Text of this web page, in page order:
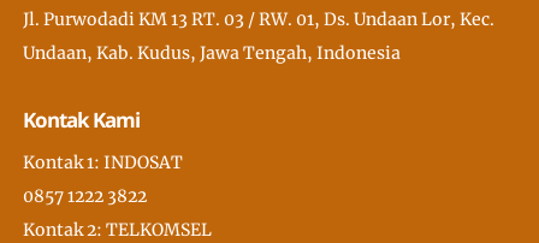
Jl. Purwodadi KM 13 RT. 03 / RW. 01, Ds. Undaan Lor, Kec.
Undaan, Kab. Kudus, Jawa Tengah, Indonesia
Kontak Kami
Kontak 1: INDOSAT
0857 1222 3822
Kontak 2: TELKOMSEL